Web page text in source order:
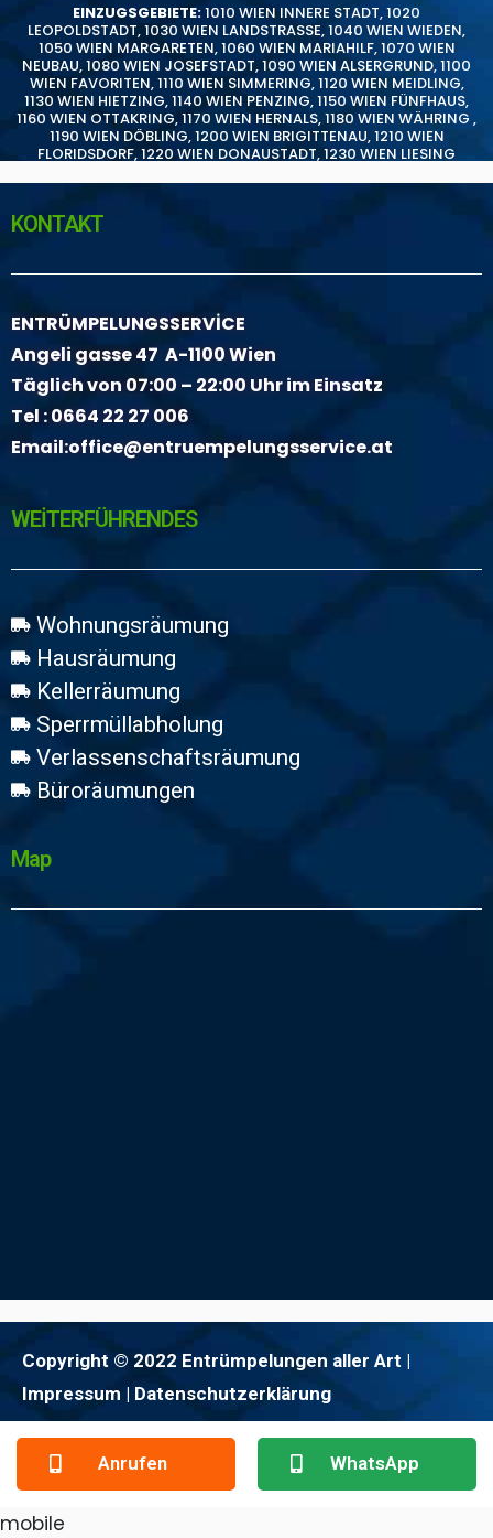
EINZUGSGEBIETE:1010 WIEN INNERE STADT,1020
LEOPOLDSTADT,1030 WIEN LANDSTRASSE,1040 WIEN WIEDEN,
1050 WIEN MARGARETEN,1060 WIEN MARIAHILF,1070 WIEN
NEUBAU,1080 WIEN JOSEFSTADT,1090 WIEN ALSERGRUND,1100
WIEN FAVORITEN,1110 WIEN SIMMERING,1120 WIEN MEIDLING,
1130 WIEN HIETZING,1140 WIEN PENZING,1150 WIEN FÜNFHAUS,
1160 WIEN OTTAKRING,1170 WIEN HERNALS,1180 WIEN WÄHRING ,
1190 WIEN DÖBLING,1200 WIEN BRIGITTENAU,1210 WIEN
FLORIDSDORF,1220 WIEN DONAUSTADT,1230 WIEN LIESING
KONTAKT
ENTRÜMPELUNGSSERVİCE
Angeli gasse 47 A-1100 Wien
Täglich von 07:00 – 22:00 Uhr im Einsatz
Tel :0664 22 27 006
Email:office@entruempelungsservice.at
WEİTERFÜHRENDES
Wohnungsräumung
Hausräumung
Kellerräumung
Sperrmüllabholung
Verlassenschaftsräumung
Büroräumungen
Map
Copyright © 2022 Entrümpelungen aller Art |
Impressum | Datenschutzerklärung
Anrufen WhatsApp